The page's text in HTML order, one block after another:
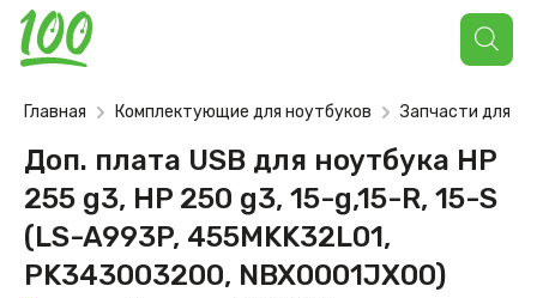
Поиск
товаров
Главная Комплектующие для ноутбуков Запчасти для
Доп. плата USB для ноутбука HP
255 g3, HP 250 g3, 15-g,15-R, 15-S
(LS-A993P, 455MKK32L01,
PK343003200, NBX0001JX00)